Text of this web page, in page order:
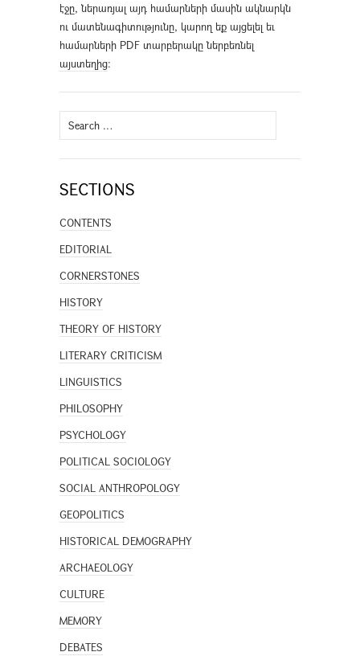
էջը, ներառյալ այդ համարների մասին ակնարկն
ու մատենագիտությունը, կարող եք այցելել եւ
համարների PDF տարբերակը ներբեռնել
այստեղից։
Search
for:
SECTIONS
CONTENTS
EDITORIAL
CORNERSTONES
HISTORY
THEORY OF HISTORY
LITERARY CRITICISM
LINGUISTICS
PHILOSOPHY
PSYCHOLOGY
POLITICAL SOCIOLOGY
SOCIAL ANTHROPOLOGY
GEOPOLITICS
HISTORICAL DEMOGRAPHY
ARCHAEOLOGY
CULTURE
MEMORY
DEBATES